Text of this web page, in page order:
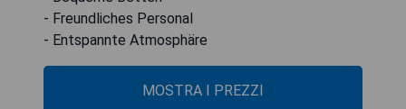
- Freundliches Personal
- Entspannte Atmosphäre
MOSTRA I PREZZI